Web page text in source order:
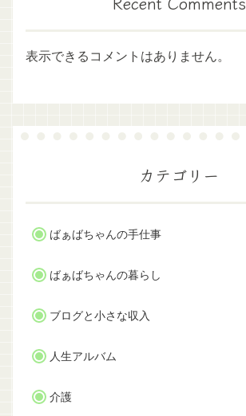
表示できるコメントはありません。
カテゴリー
ばぁばちゃんの手仕事
ばぁばちゃんの暮らし
ブログと小さな収入
人生アルバム
介護